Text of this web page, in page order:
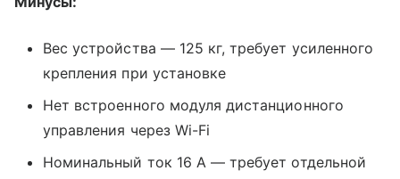
Вес устройства — 125 кг, требует усиленного
крепления при установке
Нет встроенного модуля дистанционного
управления через Wi-Fi
Номинальный ток 16 А — требует отдельной